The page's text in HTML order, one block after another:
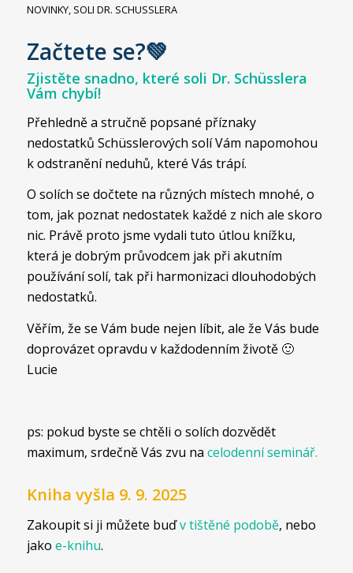
NOVINKY, SOLI DR. SCHUSSLERA
Začtete se?💚
Zjistěte snadno, které soli Dr. Schüsslera
Vám chybí!
Přehledně a stručně popsané příznaky
nedostatků Schüsslerových solí Vám napomohou
k odstranění neduhů, které Vás trápí.
O solích se dočtete na různých místech mnohé, o
tom, jak poznat nedostatek každé z nich ale skoro
nic. Právě proto jsme vydali tuto útlou knížku,
která je dobrým průvodcem jak při akutním
používání solí, tak při harmonizaci dlouhodobých
nedostatků.
Věřím, že se Vám bude nejen líbit, ale že Vás bude
doprovázet opravdu v každodenním životě 🙂
Lucie
ps: pokud byste se chtěli o solích dozvědět
maximum, srdečně Vás zvu na celodenní seminář.
Kniha vyšla 9. 9. 2025
Zakoupit si ji můžete buďv tištěné podobě, nebo
jako e-knihu.